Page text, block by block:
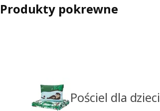
Produkty pokrewne
Pościel dla dzieci